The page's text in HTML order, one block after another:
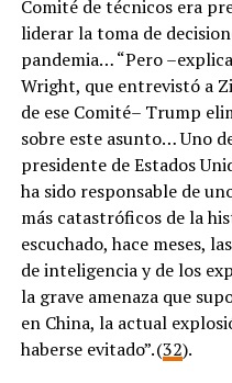
Comité de técnicos era
liderar la toma de
pandemia… “Pero
Wright, que entrevistó a
de ese Comité– Trump
sobre este asunto… Uno
presidente de Estados
ha sido responsable de
más catastróficos de la
escuchado, hace meses,
de inteligencia y de los
la grave amenaza que
en China, la actual
haberse evitado”. (32).